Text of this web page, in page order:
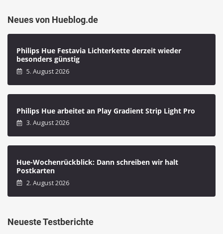
Neues von Hueblog.de
Philips Hue Festavia Lichterkette derzeit wieder
besonders günstig
5. August 2026
Philips Hue arbeitet an Play Gradient Strip Light Pro
3. August 2026
Hue-Wochenrückblick: Dann schreiben wir halt
Postkarten
2. August 2026
Neueste Testberichte